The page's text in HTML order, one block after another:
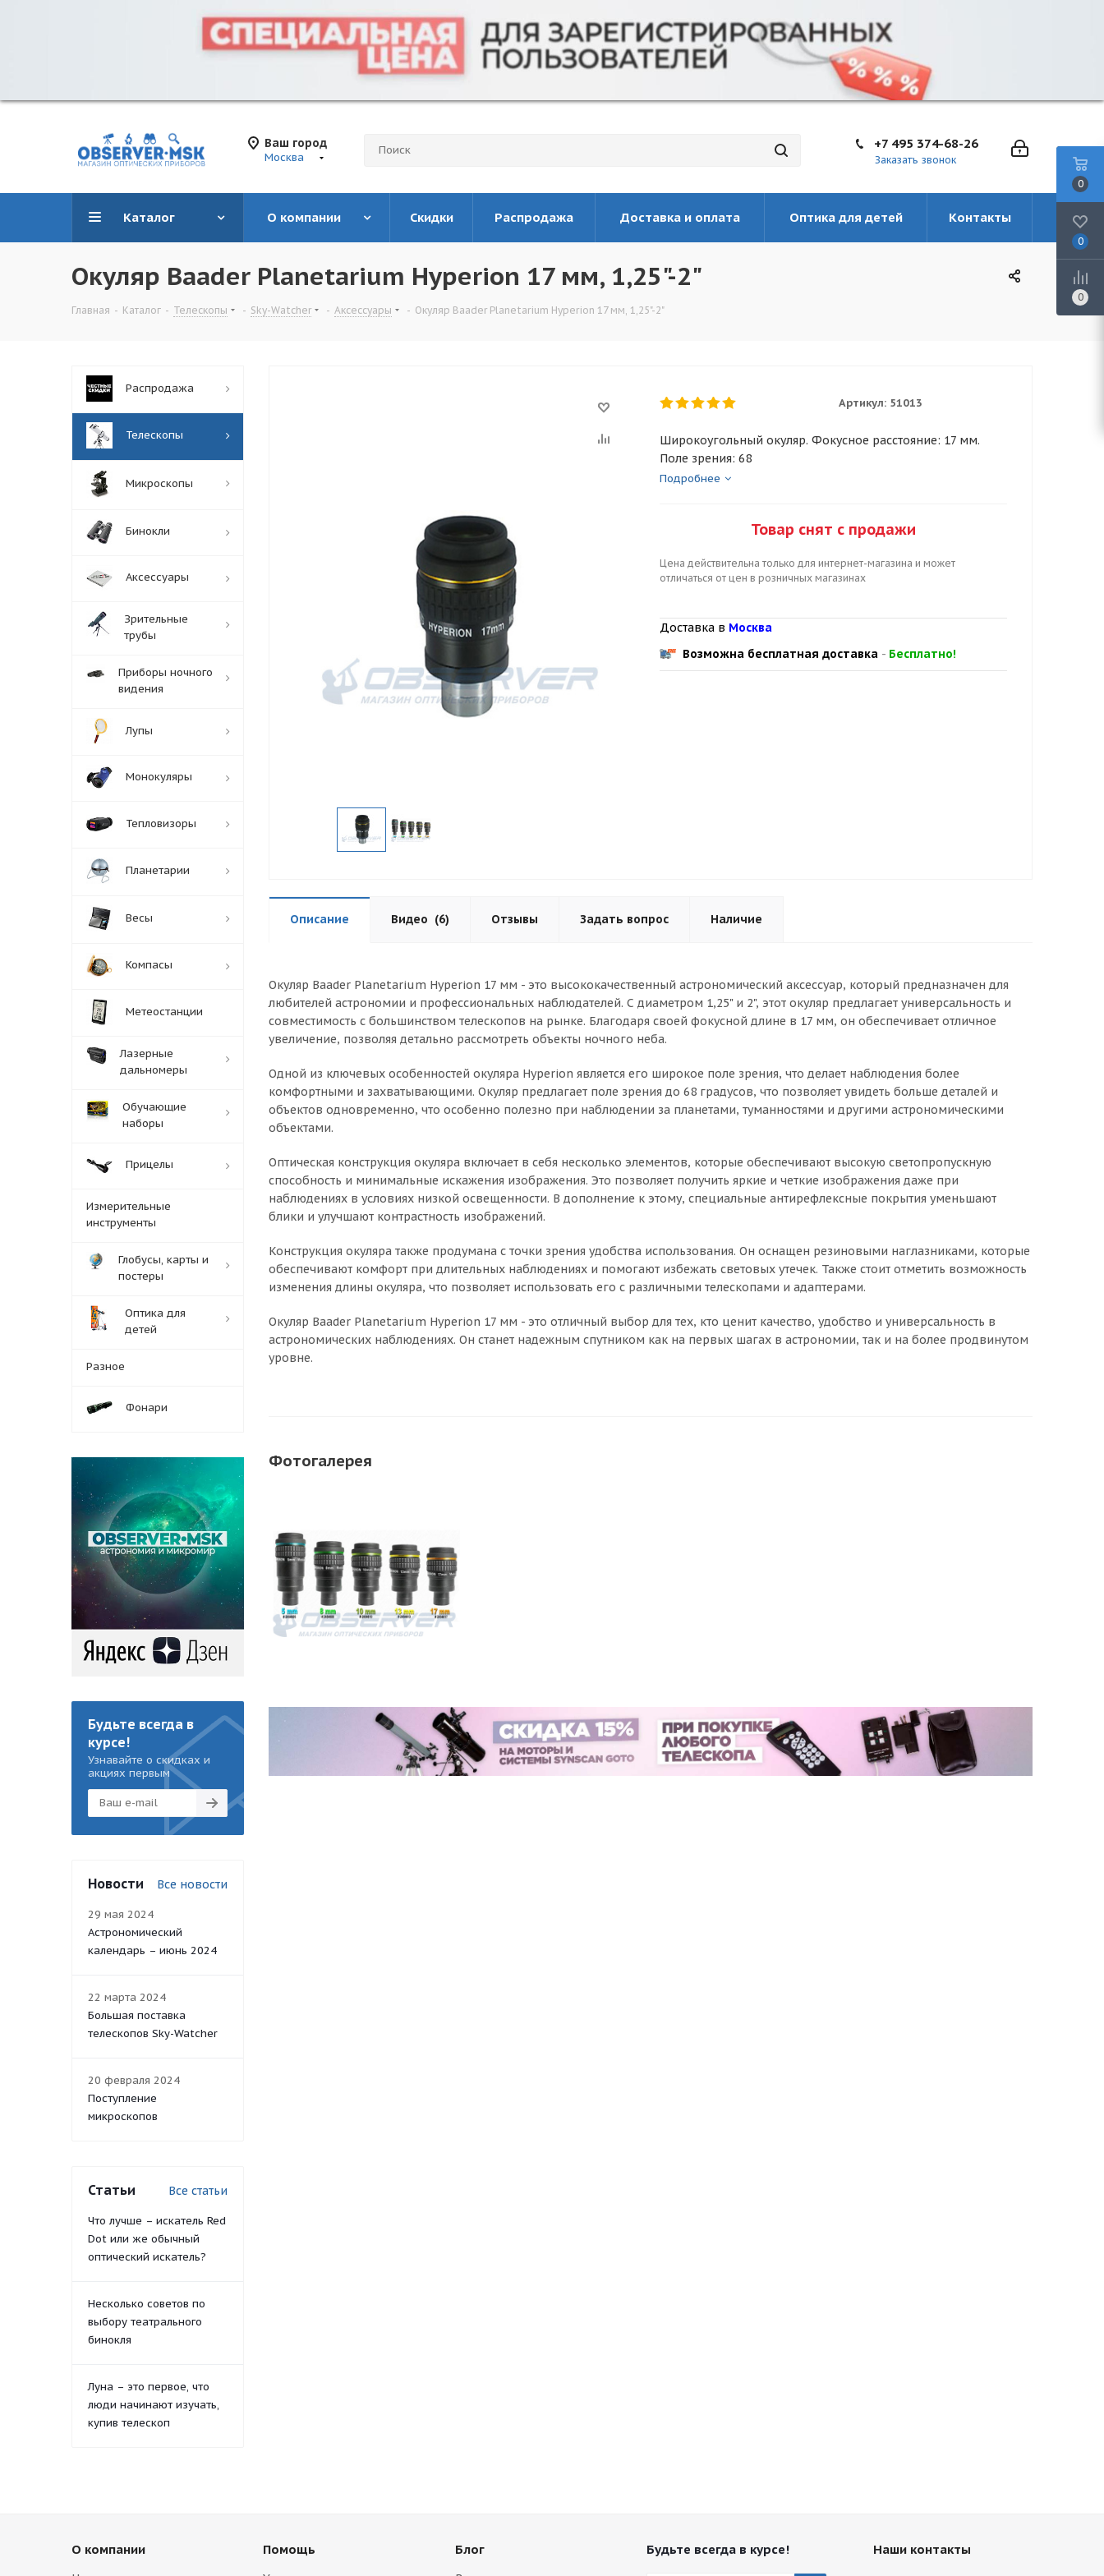
Ваш город
Москва
+7 495 374-68-26
Заказать звонок
Каталог О компании Скидки Распродажа Доставка и оплата Оптика для детей Контакты
Окуляр Baader Planetarium Hyperion 17 мм, 1,25"-2"
Главная - Каталог - Телескопы - Sky-Watcher - Аксессуары - Окуляр Baader Planetarium Hyperion 17 мм, 1,25"-2"
Артикул: 51013
Широкоугольный окуляр. Фокусное расстояние: 17 мм.
Поле зрения: 68
Подробнее
Товар снят с продажи
Цена действительна только для интернет-магазина и может
отличаться от цен в розничных магазинах
Доставка в Москва
Возможна бесплатная доставка - Бесплатно!
Описание Видео (6) Отзывы Задать вопрос Наличие
Окуляр Baader Planetarium Hyperion 17 мм - это высококачественный астрономический аксессуар, который предназначен для
любителей астрономии и профессиональных наблюдателей. С диаметром 1,25" и 2", этот окуляр предлагает универсальность и
совместимость с большинством телескопов на рынке. Благодаря своей фокусной длине в 17 мм, он обеспечивает отличное
увеличение, позволяя детально рассмотреть объекты ночного неба.
Одной из ключевых особенностей окуляра Hyperion является его широкое поле зрения, что делает наблюдения более
комфортными и захватывающими. Окуляр предлагает поле зрения до 68 градусов, что позволяет увидеть больше деталей и
объектов одновременно, что особенно полезно при наблюдении за планетами, туманностями и другими астрономическими
объектами.
Оптическая конструкция окуляра включает в себя несколько элементов, которые обеспечивают высокую светопропускную
способность и минимальные искажения изображения. Это позволяет получить яркие и четкие изображения даже при
наблюдениях в условиях низкой освещенности. В дополнение к этому, специальные антирефлексные покрытия уменьшают
блики и улучшают контрастность изображений.
Конструкция окуляра также продумана с точки зрения удобства использования. Он оснащен резиновыми наглазниками, которые
обеспечивают комфорт при длительных наблюдениях и помогают избежать световых утечек. Также стоит отметить возможность
изменения длины окуляра, что позволяет использовать его с различными телескопами и адаптерами.
Окуляр Baader Planetarium Hyperion 17 мм - это отличный выбор для тех, кто ценит качество, удобство и универсальность в
астрономических наблюдениях. Он станет надежным спутником как на первых шагах в астрономии, так и на более продвинутом
уровне.
Фотогалерея
Распродажа
Телескопы
Микроскопы
Бинокли
Аксессуары
Зрительные
трубы
Приборы ночного
видения
Лупы
Монокуляры
Тепловизоры
Планетарии
Весы
Компасы
Метеостанции
Лазерные
дальномеры
Обучающие
наборы
Прицелы
Измерительные
инструменты
Глобусы, карты и
постеры
Оптика для
детей
Разное
Фонари
Будьте всегда в
курсе!
Узнавайте о скидках и
акциях первым
Новости Все новости
29 мая 2024
Астрономический
календарь – июнь 2024
22 марта 2024
Большая поставка
телескопов Sky-Watcher
20 февраля 2024
Поступление
микроскопов
Статьи Все статьи
Что лучше – искатель Red
Dot или же обычный
оптический искатель?
Несколько советов по
выбору театрального
бинокля
Луна – это первое, что
люди начинают изучать,
купив телескоп
О компании Помощь Блог Будьте всегда в курсе! Наши контакты
0
0
0